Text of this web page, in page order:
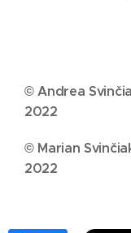
© Andrea
2022
© Marian
2022